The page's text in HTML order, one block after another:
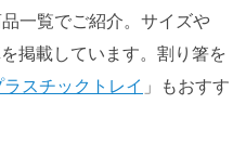
一覧でご紹介。サイズや
掲載しています。割り箸を
ラスチックトレイ 」もおすす